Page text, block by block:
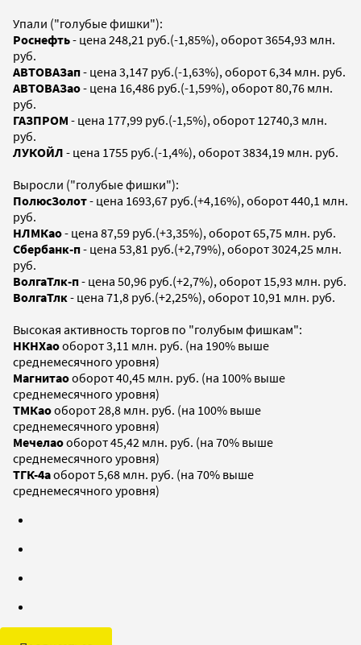
Упали ("голубые фишки"):
Роснефть- цена 248,21 руб.(-1,85%), оборот 3654,93 млн.
руб.
АВТОВАЗап- цена 3,147 руб.(-1,63%), оборот 6,34 млн. руб.
АВТОВАЗао- цена 16,486 руб.(-1,59%), оборот 80,76 млн.
руб.
ГАЗПРОМ - цена 177,99 руб.(-1,5%), оборот 12740,3 млн.
руб.
ЛУКОЙЛ - цена 1755 руб.(-1,4%), оборот 3834,19 млн. руб.
Выросли ("голубые фишки"):
ПолюсЗолот- цена 1693,67 руб.(+4,16%), оборот 440,1 млн.
руб.
НЛМКао- цена 87,59 руб.(+3,35%), оборот 65,75 млн. руб.
Сбербанк-п- цена 53,81 руб.(+2,79%), оборот 3024,25 млн.
руб.
ВолгаТлк-п- цена 50,96 руб.(+2,7%), оборот 15,93 млн. руб.
ВолгаТлк - цена 71,8 руб.(+2,25%), оборот 10,91 млн. руб.
Высокая активность торгов по "голубым фишкам":
НКНХаооборот 3,11 млн. руб. (на 190% выше
среднемесячного уровня)
Магнитаооборот 40,45 млн. руб. (на 100% выше
среднемесячного уровня)
ТМКаооборот 28,8 млн. руб. (на 100% выше
среднемесячного уровня)
Мечелаооборот 45,42 млн. руб. (на 70% выше
среднемесячного уровня)
ТГК-4аоборот 5,68 млн. руб. (на 70% выше
среднемесячного уровня)